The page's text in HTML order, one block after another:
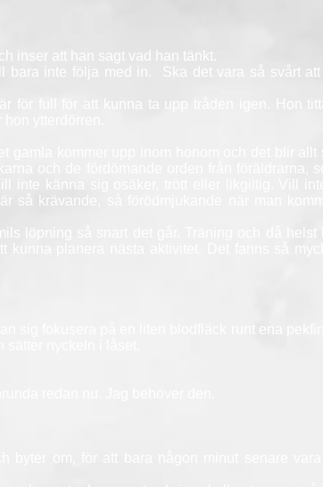
inser att han sagt vad han tänkt.
inte följa med in. Ska det vara så svårt att
full för att kunna ta upp tråden igen. Hon
ytterdörren.
kommer upp inom honom och det blir allt
och de fördömande orden från föräldrarna,
inte känna sig osäker, trött eller likgiltig. Vill
så krävande, så förödmjukande när man
löpning så snart det går. Träning och då helst
kunna planera nästa aktivitet. Det fanns så
sig fokusera på en liten blodfläck runt ena
nyckeln i låset.
redan nu. Jag behöver den.